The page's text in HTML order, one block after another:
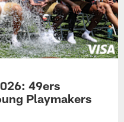
49ers
Playmakers